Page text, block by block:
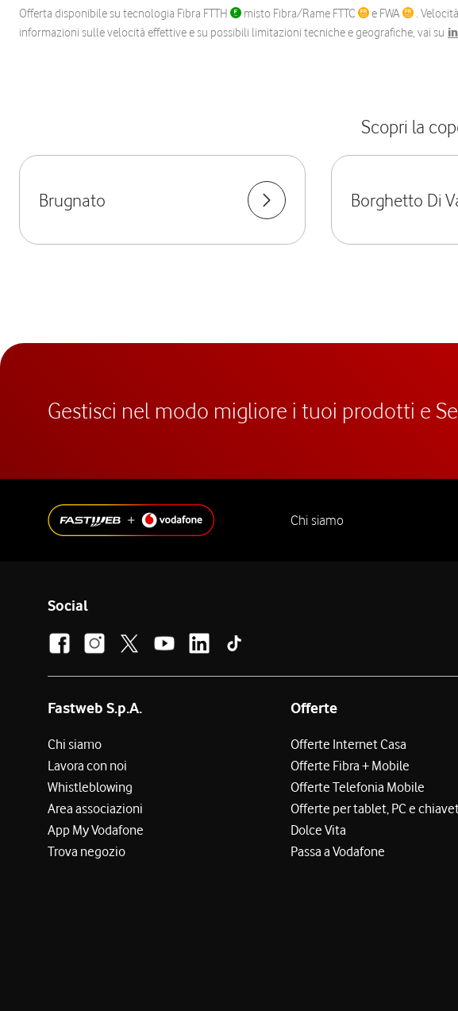
Offerta disponibile su tecnologia Fibra FTTH misto Fibra/Rame FTTC e FWA .
informazioni sulle velocità effettive e su possibili limitazioni tecniche e geografiche, vai su
Scopri la
Brugnato Borghetto Di
Gestisci nel modo migliore i tuoi prodotti e
Chi siamo
Social
Fastweb S.p.A.
Chi siamo
Lavora con noi
Whistleblowing
Area associazioni
App My Vodafone
Trova negozio
Offerte
Offerte Internet Casa
Offerte Fibra + Mobile
Offerte Telefonia Mobile
Offerte per tablet, PC e
Dolce Vita
Passa a Vodafone